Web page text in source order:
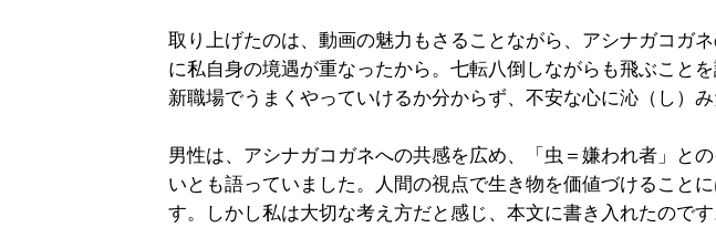
取り上げたのは、動画の魅力もさることながら、アシナガコガ
に私自身の境遇が重なったから。七転八倒しながらも飛ぶことを
新職場でうまくやっていけるか分からず、不安な心に沁（し）み
男性は、アシナガコガネへの共感を広め、「虫＝嫌われ者」と
いとも語っていました。人間の視点で生き物を価値づけること
す。しかし私は大切な考え方だと感じ、本文に書き入れたのです